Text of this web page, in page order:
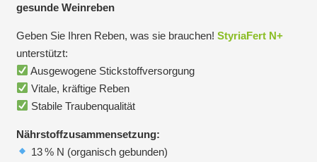
gesunde Weinreben
Geben Sie Ihren Reben, was sie brauchen! StyriaFert N+
unterstützt:
Ausgewogene Stickstoffversorgung
Vitale, kräftige Reben
Stabile Traubenqualität
Nährstoffzusammensetzung:
13 % N (organisch gebunden)